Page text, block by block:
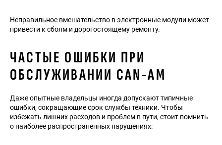
Неправильное вмешательство в электронные модули может
привести к сбоям и дорогостоящему ремонту.
ЧАСТЫЕ ОШИБКИ ПРИ
ОБСЛУЖИВАНИИ CAN-AM
Даже опытные владельцы иногда допускают типичные
ошибки, сокращающие срок службы техники. Чтобы
избежать лишних расходов и проблем в пути, стоит помнить
о наиболее распространенных нарушениях: